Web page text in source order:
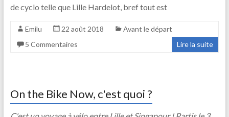
de cyclo telle que Lille Hardelot, bref tout est
Emilu 22 août 2018
Avant le départ
5 Commentaires
Lire la suite
On the Bike Now, c'est quoi ?